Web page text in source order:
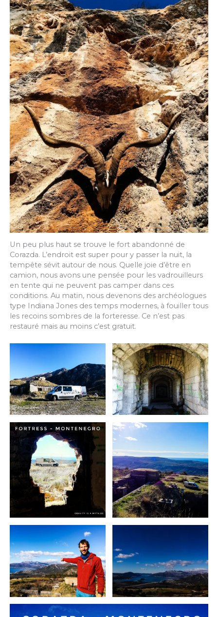
Un peu plus haut se trouve le fort abandonné de
Corazda. L’endroit est super pour y passer la nuit, la
tempête sévit autour de nous. Quelle joie d’être en
camion, nous avons une pensée pour les vadrouilleurs
en tente qui ne peuvent pas camper dans ces
conditions. Au matin, nous devenons des archéologues
type Indiana Jones des temps modernes, à fouiller tous
les recoins sombres de la forteresse. Ce n’est pas
restauré mais au moins c’est gratuit.